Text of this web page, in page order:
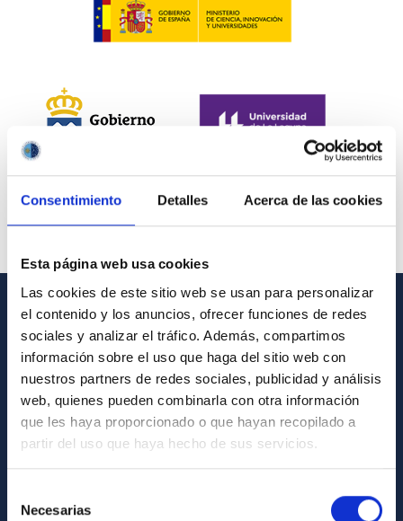
Consentimiento Detalles Acerca de las cookies
Esta página web usa cookies
Las cookies de este sitio web se usan para personalizar
el contenido y los anuncios, ofrecer funciones de redes
sociales y analizar el tráfico. Además, compartimos
información sobre el uso que haga del sitio web con
nuestros partners de redes sociales, publicidad y análisis
web, quienes pueden combinarla con otra información
que les haya proporcionado o que hayan recopilado a
partir del uso que haya hecho de sus servicios.
Necesarias
INFORMACIÓN GENERAL
Contacto
Cómo llegar al IAC
Directorio de personal
Biblioteca